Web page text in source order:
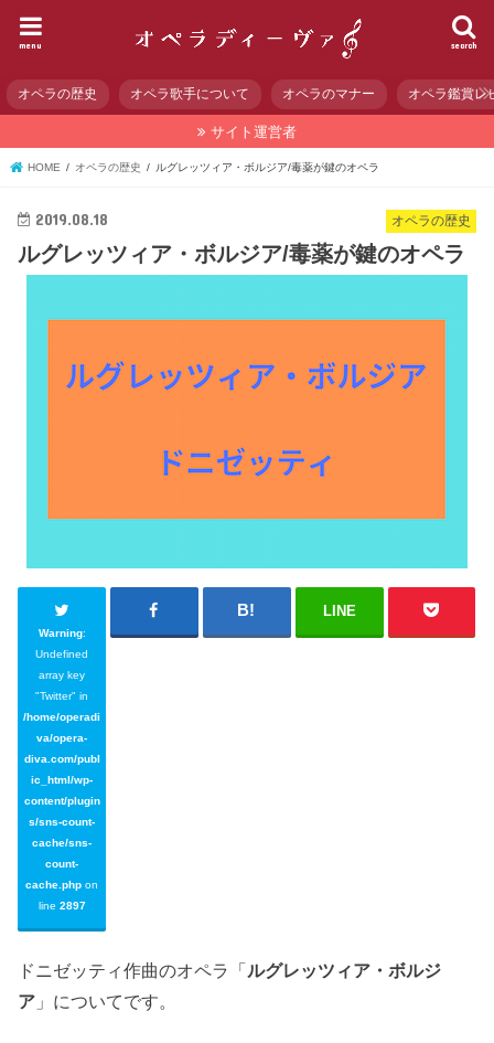
search
menu
オペラの歴史 オペラ歌手について オペラのマナー オペラ鑑賞レ
サイト運営者
HOME オペラの歴史 ルグレッツィア・ボルジア/毒薬が鍵のオペラ
オペラの歴史
2019.08.18
ルグレッツィア・ボルジア/毒薬が鍵のオペラ
Warning:
Undefined
array key
"Twitter" in
/home/operadi
va/opera-
diva.com/publ
ic_html/wp-
content/plugin
s/sns-count-
cache/sns-
count-
cache.php on
line 2897
LINE
ドニゼッティ作曲のオペラ「 ルグレッツィア・ボルジ
ア 」についてです。